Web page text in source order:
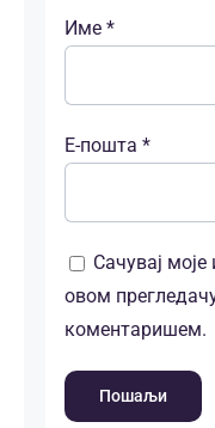
Име *
Е-пошта *
Сачувај
овом
коментаришем.